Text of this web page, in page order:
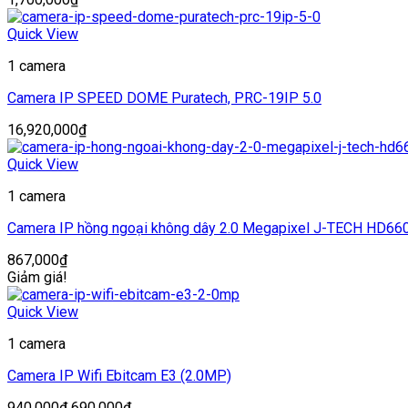
Quick View
1 camera
Camera IP SPEED DOME Puratech, PRC-19IP 5.0
16,920,000₫
Quick View
1 camera
Camera IP hồng ngoại không dây 2.0 Megapixel J-TECH
867,000₫
Giảm giá!
Quick View
1 camera
Camera IP Wifi Ebitcam E3 (2.0MP)